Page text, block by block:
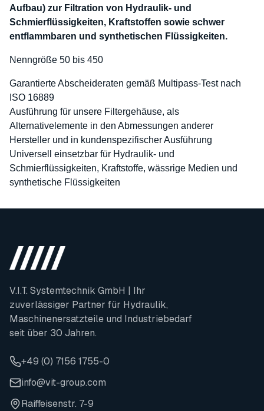
Aufbau) zur Filtration von Hydraulik- und
Schmierflüssigkeiten, Kraftstoffen sowie schwer
entflammbaren und synthetischen Flüssigkeiten.
Nenngröße 50 bis 450
Garantierte Abscheideraten gemäß Multipass-Test nach
ISO 16889
Ausführung für unsere Filtergehäuse, als
Alternativelemente in den Abmessungen anderer
Hersteller und in kundenspezifischer Ausführung
Universell einsetzbar für Hydraulik- und
Schmierflüssigkeiten, Kraftstoffe, wässrige Medien und
synthetische Flüssigkeiten
V.I.T. Systemtechnik GmbH | Ihr
zuverlässiger Partner für Hydraulik,
Maschinenersatzteile und Industriebedarf
seit über 30 Jahren.
+49 (0) 7156 1755-0
info@vit-group.com
Raiffeisenstr. 7-9